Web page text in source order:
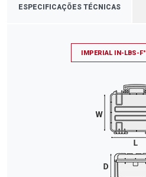
ESPECIFICAÇÕES TÉCNICAS
IMPERIAL IN-LBS-F°